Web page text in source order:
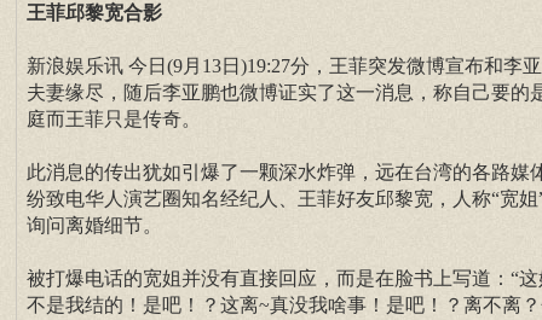
王菲邱黎宽合影
新浪娱乐讯 今日(9月13日)19:27分，王菲突发微博宣布和李
夫妻缘尽，随后李亚鹏也微博证实了这一消息，称自己要的
庭而王菲只是传奇。
此消息的传出犹如引爆了一颗深水炸弹，远在台湾的各路媒
纷致电华人演艺圈知名经纪人、王菲好友邱黎宽，人称“宽姐
询问离婚细节。
被打爆电话的宽姐并没有直接回应，而是在脸书上写道：“这
不是我结的！是吧！？这离~真没我啥事！是吧！？离不离